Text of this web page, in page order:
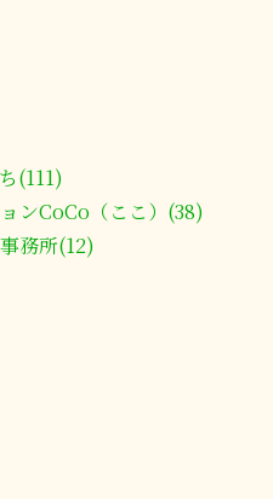
(111)
ンCoCo（ここ）(38)
務所(12)